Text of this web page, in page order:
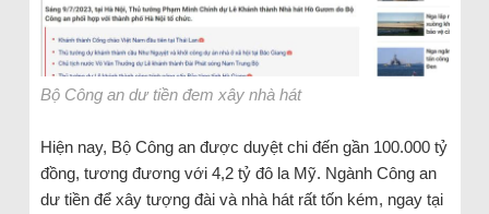
Bộ Công an dư tiền đem xây nhà hát
Hiện nay, Bộ Công an được duyệt chi đến gần 100.000 tỷ
đồng, tương đương với 4,2 tỷ đô la Mỹ. Ngành Công an
dư tiền để xây tượng đài và nhà hát rất tốn kém, ngay tại